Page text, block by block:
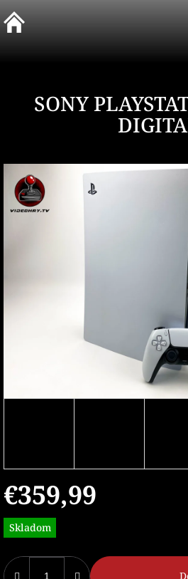
na
obsah
SONY
€359,99
Jednotková
cena:
Skladom